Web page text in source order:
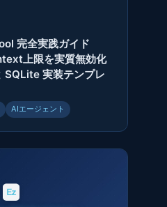
完全実践ガイド
上限を実質無効化
SQLite 実装テンプレ
AIエージェント